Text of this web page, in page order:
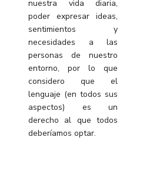
nuestra vida diaria,
poder expresar ideas,
sentimientos y
necesidades a las
personas de nuestro
entorno, por lo que
considero que el
lenguaje (en todos sus
aspectos) es un
derecho al que todos
deberíamos optar.